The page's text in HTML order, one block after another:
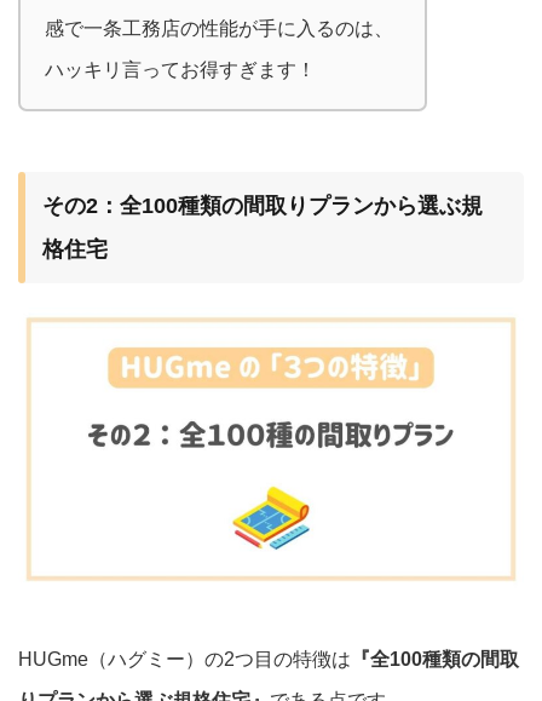
感で一条工務店の性能が手に入るのは、
ハッキリ言ってお得すぎます！
その2：全100種類の間取りプランから選ぶ規
格住宅
HUGme（ハグミー）の2つ目の特徴は 『全100種類の間取